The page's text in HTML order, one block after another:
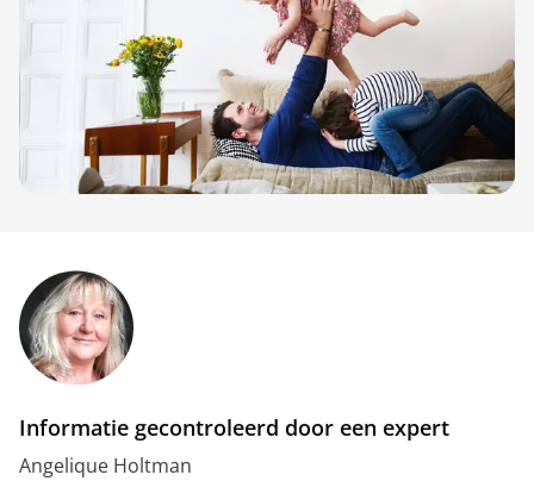
Informatie gecontroleerd door een expert
Angelique Holtman